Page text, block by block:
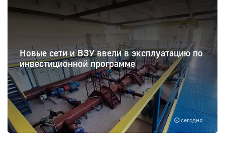
сегодня
Новые сети и ВЗУ ввели в эксплуатацию по
инвестиционной программе